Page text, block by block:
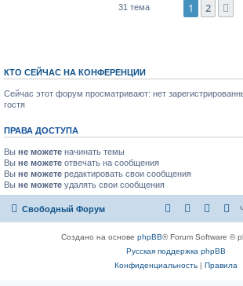
31 тема 1 2
КТО СЕЙЧАС НА КОНФЕРЕНЦИИ
Сейчас этот форум просматривают: нет
гостя
ПРАВА ДОСТУПА
Вы не можете начинать темы
Вы не можете отвечать на сообщения
Вы не можете редактировать свои сообщения
Вы не можете удалять свои сообщения
Свободный Форум
Создано на основе phpBB® Forum Software ©
Русская поддержка phpBB
Конфиденциальность| Правила